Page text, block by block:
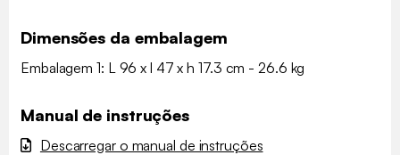
Dimensões da embalagem
Embalagem 1: L 96 x l 47 x h 17.3 cm - 26.6 kg
Manual de instruções
Descarregar o manual de instruções